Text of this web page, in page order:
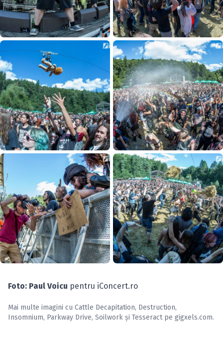
Foto: Paul Voicu pentru iConcert.ro
Mai multe imagini cu Cattle Decapitation, Destruction,
Insomnium, Parkway Drive, Soilwork și Tesseractpe gigxels.com.